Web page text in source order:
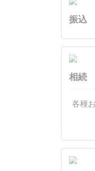
振込
相続
各種